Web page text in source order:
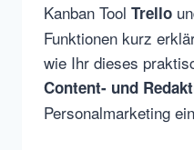
Kanban Tool Trello
Funktionen kurz
wie Ihr dieses
Content- und
Personalmarketing